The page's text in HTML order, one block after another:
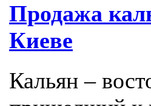
Продажа
Киеве
Кальян –